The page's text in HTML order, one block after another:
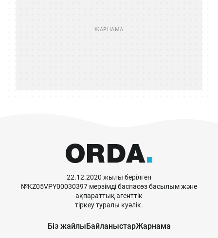
22.12.2020 жылы берілген
№KZ05VPY00030397 мерзімді баспасөз басылым және
ақпараттық агенттік
тіркеу туралы куәлік.
Біз жайлыБайланыстарЖарнама